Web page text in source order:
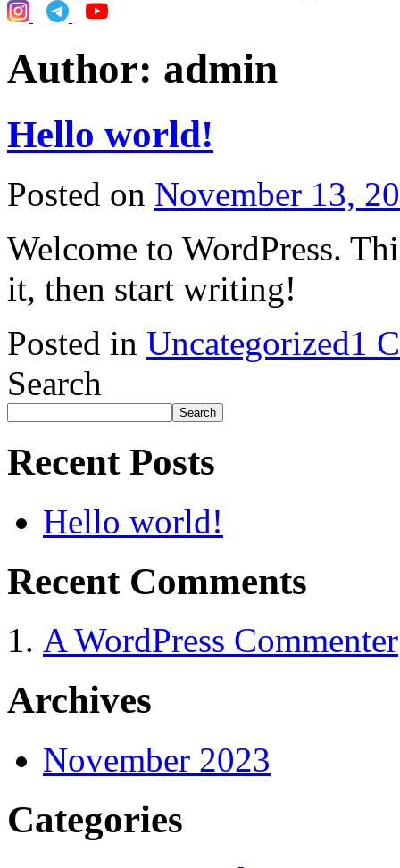
Author: admin
Hello world!
Posted on November 13,
Welcome to WordPress.
it, then start writing!
Posted in Uncategorized1
Search
Search
Recent Posts
Hello world!
Recent Comments
A WordPress Commenter
Archives
November 2023
Categories